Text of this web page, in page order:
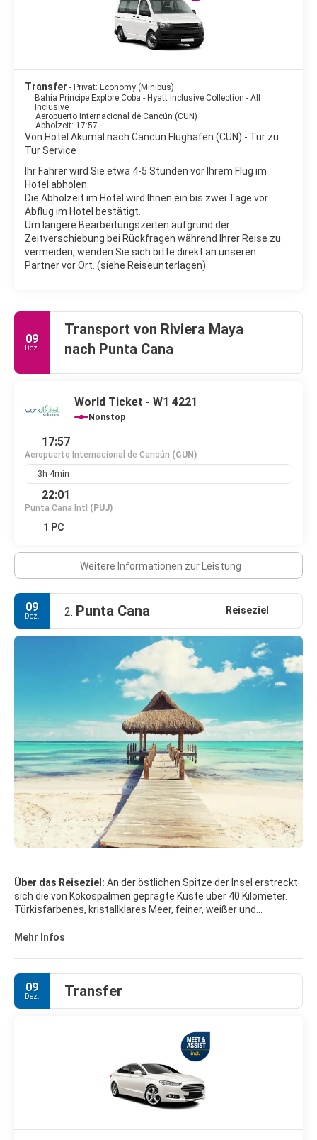
Transfer - Privat: Economy (Minibus)
Bahia Principe Explore Coba - Hyatt Inclusive Collection - All
Inclusive
Aeropuerto Internacional de Cancún (CUN)
Abholzeit: 17:57
Von Hotel Akumal nach Cancun Flughafen (CUN) - Tür zu
Tür Service
Ihr Fahrer wird Sie etwa 4-5 Stunden vor Ihrem Flug im
Hotel abholen.
Die Abholzeit im Hotel wird Ihnen ein bis zwei Tage vor
Abflug im Hotel bestätigt.
Um längere Bearbeitungszeiten aufgrund der
Zeitverschiebung bei Rückfragen während Ihrer Reise zu
vermeiden, wenden Sie sich bitte direkt an unseren
Partner vor Ort. (siehe Reiseunterlagen)
09
Dez.
Transport von Riviera Maya
nach Punta Cana
World Ticket - W1 4221
Nonstop
17:57
Aeropuerto Internacional de Cancún (CUN)
3h 4min
22:01
Punta Cana Intl (PUJ)
1 PC
Weitere Informationen zur Leistung
09
Dez. 2. Punta Cana Reiseziel
Über das Reiseziel: An der östlichen Spitze der Insel erstreckt
sich die von Kokospalmen geprägte Küste über 40 Kilometer.
Türkisfarbenes, kristallklares Meer, feiner, weißer und
Kokospalmen im Hinterland und Hotelanlagen, die keine
ist groß und es gibt mehrere Golfplätze. Die Luxusressorts
bilden in sich geschlossene Siedlungen.
Mehr Infos
09
Dez. Transfer